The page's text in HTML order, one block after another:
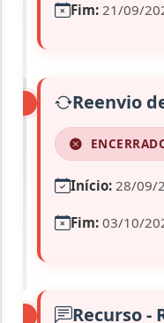
Fim: 21/09/
Reenvio
Início: 28/09/
Fim: 03/10/
Recurso -